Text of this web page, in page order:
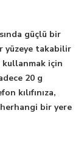
güçlü bir
yüzeye takabilir
kullanmak için
20 g
kılıfınıza,
bir yere